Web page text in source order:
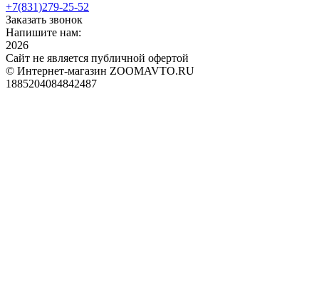
+7(831)279-25-52
Заказать звонок
Напишите нам:
2026
Сайт не является публичной офертой
© Интернет-магазин ZOOMAVTO.RU
1885204084842487